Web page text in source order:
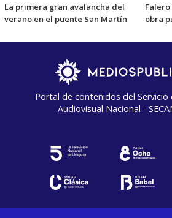
La primera gran avalancha del
verano en el puente San Martín
obra
Portal de contenidos del Servicio
Audiovisual Nacional -